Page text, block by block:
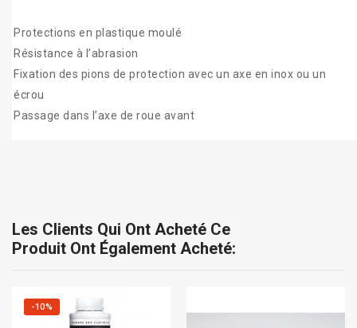
Protections en plastique moulé
Résistance à l’abrasion
Fixation des pions de protection avec un axe en inox ou un
écrou
Passage dans l’axe de roue avant
Les Clients Qui Ont Acheté Ce
Produit Ont Également Acheté:
-10%